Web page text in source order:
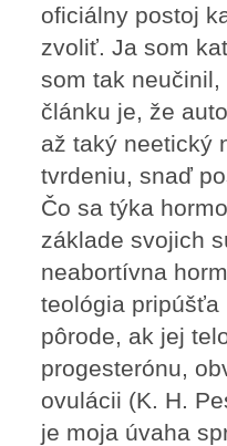
oficiálny postoj
zvoliť. Ja som
som tak
článku je, že
až taký neetický
tvrdeniu, snaď
Čo sa týka
základe svojich
neabortívna
teológia pripúšťa
pôrode, ak jej
progesterónu,
ovulácii (K. H.
je moja úvaha